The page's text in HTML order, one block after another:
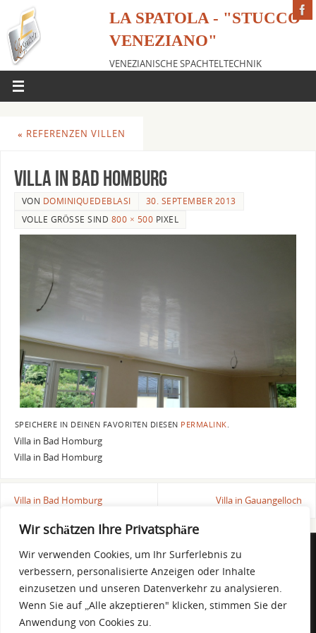
Wir schätzen Ihre Privatsphäre
Wir verwenden Cookies, um Ihr Surferlebnis zu
verbessern, personalisierte Anzeigen oder Inhalte
einzusetzen und unseren Datenverkehr zu analysieren.
Wenn Sie auf „Alle akzeptieren" klicken, stimmen Sie der
Anwendung von Cookies zu.
LA SPATOLA - "STUCCO
VENEZIANO"
VENEZIANISCHE SPACHTELTECHNIK
« REFERENZEN VILLEN
Villa in Bad Homburg
VON DOMINIQUEDEBLASI
30. SEPTEMBER 2013
VOLLE GRÖSSE SIND 800 × 500 PIXEL
SPEICHERE IN DEINEN FAVORITEN DIESEN PERMALINK
Villa in Bad Homburg
Villa in Bad Homburg
Villa in Bad Homburg Villa in Gauangelloch
DOMINIQUE DE BLASI
Eggensteiner Straße 50 - 76297 Stutensee
Mobil 01 52 / 26 07 61 28
info@la-spatola.de